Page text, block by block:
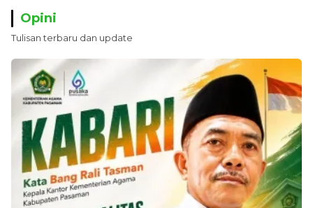
Opini
Tulisan terbaru dan update